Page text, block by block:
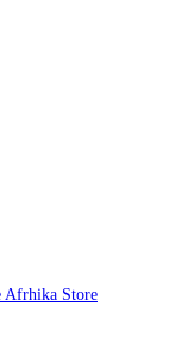
Afrhika Store